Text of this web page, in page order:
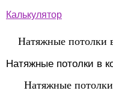
Калькулятор
Натяжные потолки
Натяжные потолки в
Натяжные